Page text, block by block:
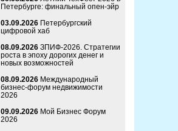
Петербурге: финальный опен-эйр
03.09.2026 Петербургский
цифровой хаб
08.09.2026 ЗПИФ-2026. Стратегии
роста в эпоху дорогих денег и
новых возможностей
08.09.2026 Международный
бизнес-форум недвижимости
2026
09.09.2026 Мой Бизнес Форум
2026